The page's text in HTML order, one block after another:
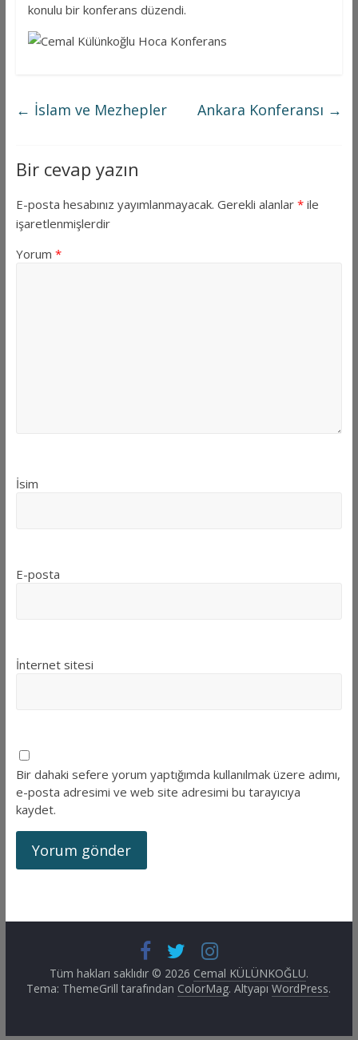
konulu bir konferans düzendi.
← İslam ve Mezhepler Ankara Konferansı →
Bir cevap yazın
E-posta hesabınız yayımlanmayacak. Gerekli alanlar *ile
işaretlenmişlerdir
Yorum *
İsim
E-posta
İnternet sitesi
Bir dahaki sefere yorum yaptığımda kullanılmak üzere adımı,
e-posta adresimi ve web site adresimi bu tarayıcıya
kaydet.
Tüm hakları saklıdır © 2026 Cemal KÜLÜNKOĞLU.
Tema: ThemeGrill tarafından ColorMag. AltyapıWordPress.